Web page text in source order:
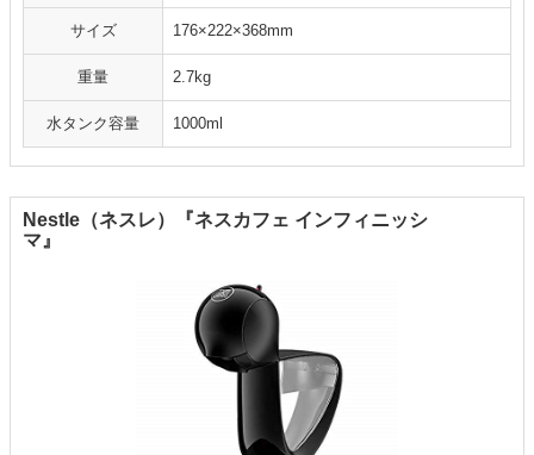
サイズ 176×222×368mm
重量 2.7kg
水タンク容量 1000ml
Nestle（ネスレ）『ネスカフェ インフィニッシ
マ』